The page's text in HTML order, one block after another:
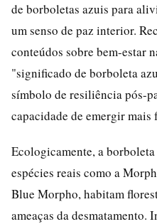
de borboletas azuis para
um senso de paz interior.
conteúdos sobre bem-estar
"significado de borboleta
símbolo de resiliência pós-
capacidade de emergir mais
Ecologicamente, a
espécies reais como a
Blue Morpho, habitam
ameaças da desmatamento.